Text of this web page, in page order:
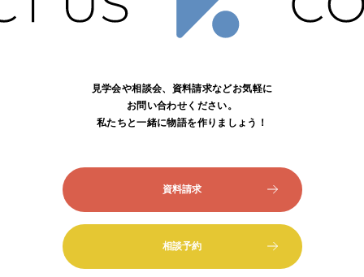
見学会や相談会、資料請求などお気軽に
お問い合わせください。
私たちと一緒に物語を作りましょう！
資料請求
相談予約